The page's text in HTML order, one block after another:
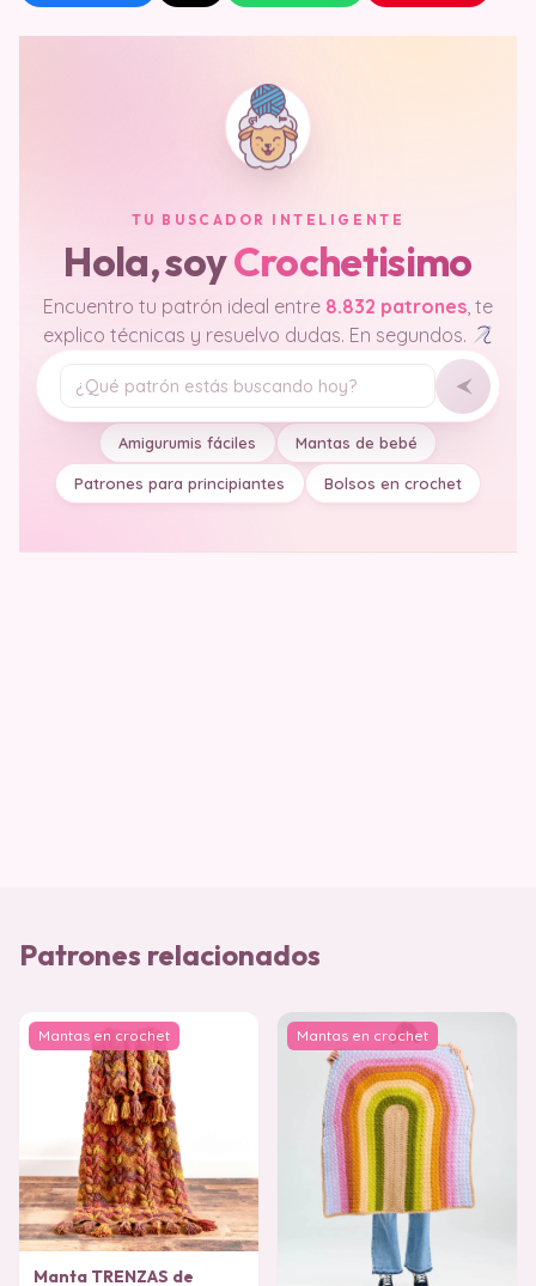
TU BUSCADOR INTELIGENTE
Hola, soyCrochetisimo
Encuentro tu patrón ideal entre 8.832 patrones, te
explico técnicas y resuelvo dudas. En segundos.
Tu pregunta
Amigurumis fáciles Mantas de bebé
Patrones para principiantes Bolsos en crochet
Patrones relacionados
Mantas en crochet
Manta TRENZAS de
Mantas en crochet